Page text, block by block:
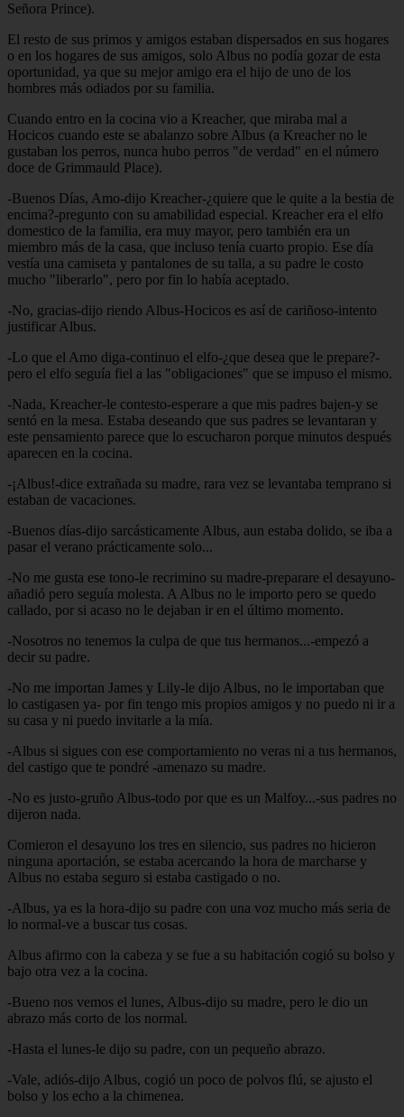
Señora Prince).
El resto de sus primos y amigos estaban dispersados en sus hogares
o en los hogares de sus amigos, solo Albus no podía gozar de esta
oportunidad, ya que su mejor amigo era el hijo de uno de los
hombres más odiados por su familia.
Cuando entro en la cocina vio a Kreacher, que miraba mal a
Hocicos cuando este se abalanzo sobre Albus (a Kreacher no le
gustaban los perros, nunca hubo perros "de verdad" en el número
doce de Grimmauld Place).
-Buenos Días, Amo-dijo Kreacher-¿quiere que le quite a la bestia de
encima?-pregunto con su amabilidad especial. Kreacher era el elfo
domestico de la familia, era muy mayor, pero también era un
miembro más de la casa, que incluso tenía cuarto propio. Ese día
vestía una camiseta y pantalones de su talla, a su padre le costo
mucho "liberarlo", pero por fin lo había aceptado.
-No, gracias-dijo riendo Albus-Hocicos es así de cariñoso-intento
justificar Albus.
-Lo que el Amo diga-continuo el elfo-¿que desea que le prepare?-
pero el elfo seguía fiel a las "obligaciones" que se impuso el mismo.
-Nada, Kreacher-le contesto-esperare a que mis padres bajen-y se
sentó en la mesa. Estaba deseando que sus padres se levantaran y
este pensamiento parece que lo escucharon porque minutos después
aparecen en la cocina.
-¡Albus!-dice extrañada su madre, rara vez se levantaba temprano si
estaban de vacaciones.
-Buenos días-dijo sarcásticamente Albus, aun estaba dolido, se iba a
pasar el verano prácticamente solo...
-No me gusta ese tono-le recrimino su madre-preparare el desayuno-
añadió pero seguía molesta. A Albus no le importo pero se quedo
callado, por si acaso no le dejaban ir en el último momento.
-Nosotros no tenemos la culpa de que tus hermanos...-empezó a
decir su padre.
-No me importan James y Lily-le dijo Albus, no le importaban que
lo castigasen ya- por fin tengo mis propios amigos y no puedo ni ir a
su casa y ni puedo invitarle a la mía.
-Albus si sigues con ese comportamiento no veras ni a tus hermanos,
del castigo que te pondré -amenazo su madre.
-No es justo-gruño Albus-todo por que es un Malfoy...-sus padres no
dijeron nada.
Comieron el desayuno los tres en silencio, sus padres no hicieron
ninguna aportación, se estaba acercando la hora de marcharse y
Albus no estaba seguro si estaba castigado o no.
-Albus, ya es la hora-dijo su padre con una voz mucho más seria de
lo normal-ve a buscar tus cosas.
Albus afirmo con la cabeza y se fue a su habitación cogió su bolso y
bajo otra vez a la cocina.
-Bueno nos vemos el lunes, Albus-dijo su madre, pero le dio un
abrazo más corto de los normal.
-Hasta el lunes-le dijo su padre, con un pequeño abrazo.
-Vale, adiós-dijo Albus, cogió un poco de polvos flú, se ajusto el
bolso y los echo a la chimenea.